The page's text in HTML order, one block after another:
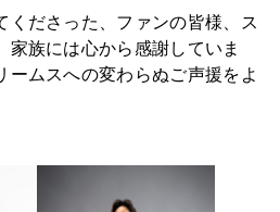
くださった、ファンの皆様、ス
家族には心から感謝していま
ームスへの変わらぬご声援をよ